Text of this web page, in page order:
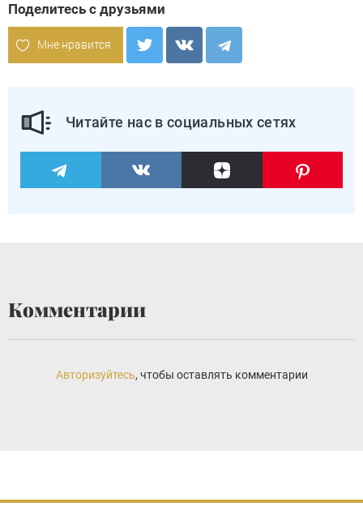
Поделитесь с друзьями
Мне нравится
Читайте нас в социальных сетях
Комментарии
Авторизуйтесь, чтобы оставлять комментарии